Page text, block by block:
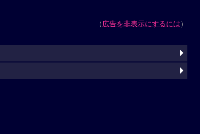
（広告を非表示にするには）